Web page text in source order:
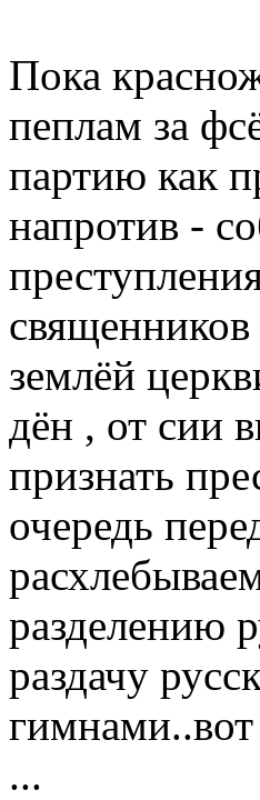
Пока
пеплам за
партию как
напротив -
землёй
дён , от сии
признать
очередь
разделению
раздачу
...